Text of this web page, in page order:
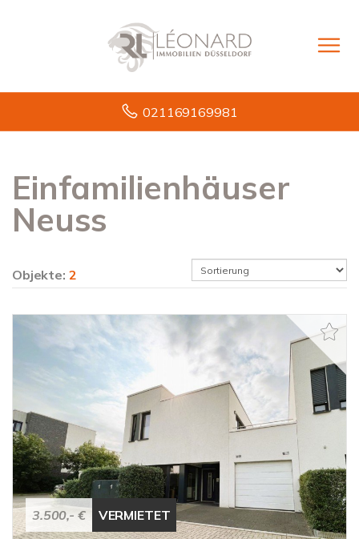
021169169981
Einfamilienhäuser
Neuss
Objekte: 2
3.500,- € VERMIETET